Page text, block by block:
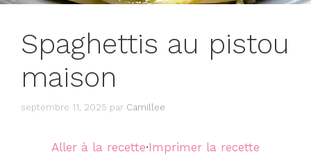
Spaghettis au pistou
maison
septembre 11, 2025 par Camillee
Aller à la recette·Imprimer la recette